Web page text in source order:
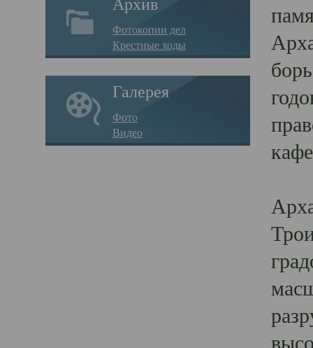
Архив
Фотокопии дел
Крестные ходы
Галерея
Фото
Видео